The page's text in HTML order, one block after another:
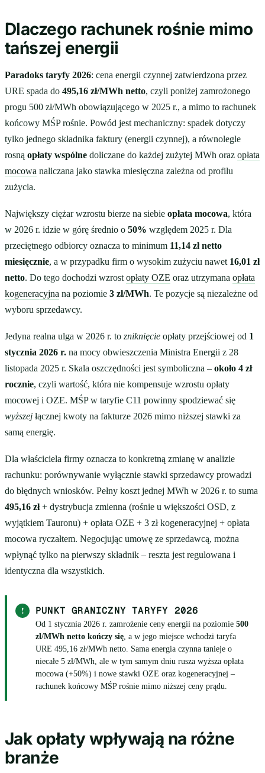
Dlaczego rachunek rośnie mimo
tańszej energii
Paradoks taryfy 2026: cena energii czynnej zatwierdzona przez
URE spada do 495,16 zł/MWh netto, czyli poniżej zamrożonego
progu 500 zł/MWh obowiązującego w 2025 r., a mimo to rachunek
końcowy MŚP rośnie. Powód jest mechaniczny: spadek dotyczy
tylko jednego składnika faktury (energii czynnej), a równolegle
rosną opłaty wspólne doliczane do każdej zużytej MWh oraz opłata
mocowa naliczana jako stawka miesięczna zależna od profilu
zużycia.
Największy ciężar wzrostu bierze na siebie opłata mocowa, która
w 2026 r. idzie w górę średnio o 50% względem 2025 r. Dla
przeciętnego odbiorcy oznacza to minimum 11,14 zł netto
miesięcznie, a w przypadku firm o wysokim zużyciu nawet 16,01 zł
netto. Do tego dochodzi wzrost opłaty OZE oraz utrzymana opłata
kogeneracyjna na poziomie 3 zł/MWh. Te pozycje są niezależne od
wyboru sprzedawcy.
Jedyna realna ulga w 2026 r. to zniknięcie opłaty przejściowej od 1
stycznia 2026 r. na mocy obwieszczenia Ministra Energii z 28
listopada 2025 r. Skala oszczędności jest symboliczna – około 4 zł
rocznie, czyli wartość, która nie kompensuje wzrostu opłaty
mocowej i OZE. MŚP w taryfie C11 powinny spodziewać się
wyższej łącznej kwoty na fakturze 2026 mimo niższej stawki za
samą energię.
Dla właściciela firmy oznacza to konkretną zmianę w analizie
rachunku: porównywanie wyłącznie stawki sprzedawcy prowadzi
do błędnych wniosków. Pełny koszt jednej MWh w 2026 r. to suma
495,16 zł+ dystrybucja zmienna (rośnie u większości OSD, z
wyjątkiem Tauronu) + opłata OZE + 3 zł kogeneracyjnej + opłata
mocowa ryczałtem. Negocjując umowę ze sprzedawcą, można
wpłynąć tylko na pierwszy składnik – reszta jest regulowana i
identyczna dla wszystkich.
! PUNKT GRANICZNY TARYFY 2026
Od 1 stycznia 2026 r. zamrożenie ceny energii na poziomie 500
zł/MWh netto kończy się, a w jego miejsce wchodzi taryfa
URE 495,16 zł/MWh netto. Sama energia czynna tanieje o
niecałe 5 zł/MWh, ale w tym samym dniu rusza wyższa opłata
mocowa (+50%) i nowe stawki OZE oraz kogeneracyjnej –
rachunek końcowy MŚP rośnie mimo niższej ceny prądu.
Jak opłaty wpływają na różne
branże